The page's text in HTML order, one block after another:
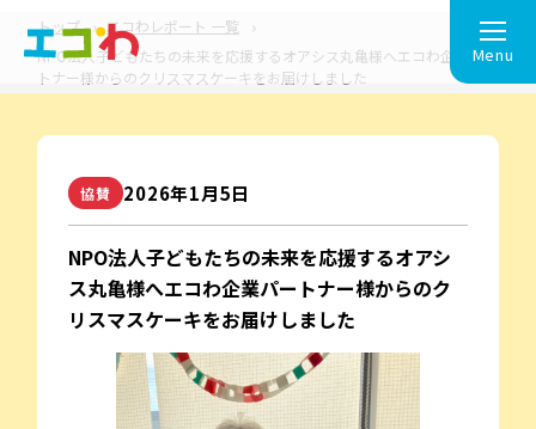
Menu
トップ
エコわレポート 一覧
NPO法人子どもたちの未来を応援するオアシス丸亀様へエコわ企業パー
トナー様からのクリスマスケーキをお届けしました
協賛 2026年1⽉5⽇
NPO法人子どもたちの未来を応援するオアシ
ス丸亀様へエコわ企業パートナー様からのク
リスマスケーキをお届けしました